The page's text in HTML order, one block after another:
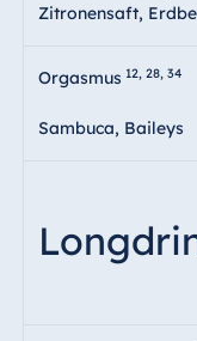
Zitronensaft,
Orgasmus 12, 28, 34
Sambuca, Baileys